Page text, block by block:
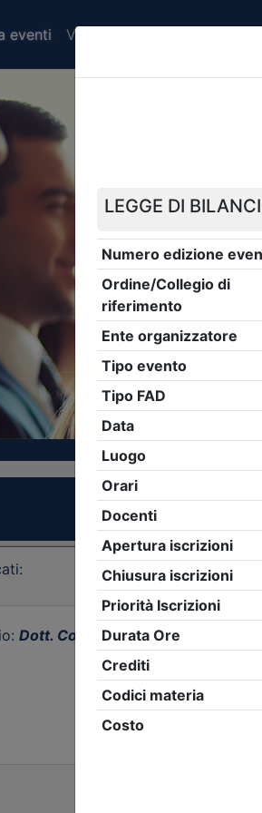
eventi Verifica attestato di presenza
Dott. Comm. E.C.- Ordine: